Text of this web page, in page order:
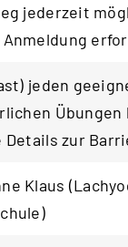
jederzeit
Anmeldung
jeden
Details zur
Klaus
)